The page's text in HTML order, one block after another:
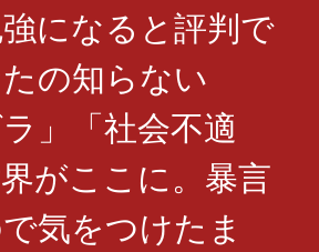
になると評判で
の知らない
ラ」「社会不適
がここに。暴言
気をつけたま